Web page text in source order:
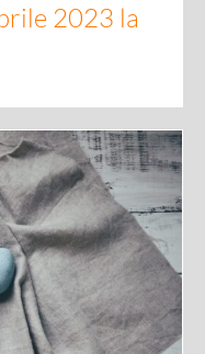
2023 la